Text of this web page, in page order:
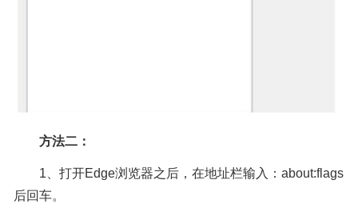
方法二：
1、打开Edge浏览器之后，在地址栏输入：about:flags
后回车。